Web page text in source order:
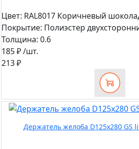
Цвет: RAL8017 Коричневый
Покрытие: Полиэстер
Толщина: 0.6
185 ₽/шт.
213 ₽
Держатель желоба D125х280 GS